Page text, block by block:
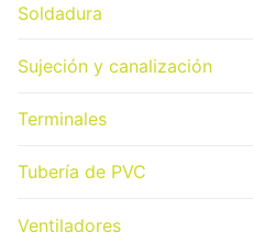
Soldadura
Sujeción y canalización
Terminales
Tubería de PVC
Ventiladores